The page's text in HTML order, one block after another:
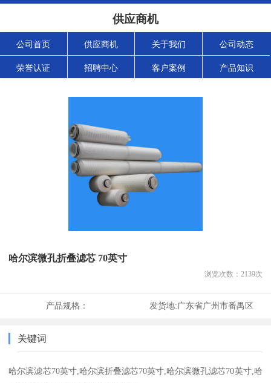
供应商机
公司首页 供应商机 关于我们 公司动态
荣誉认证 招聘中心 客户案例 产品知识
哈尔滨微孔折叠滤芯 70英寸
浏览次数： 2139次
产品规格： 发货地:广东省广州市番禺区
关键词
哈尔滨滤芯70英寸,哈尔滨折叠滤芯70英寸,哈尔滨微孔滤芯70英寸,哈